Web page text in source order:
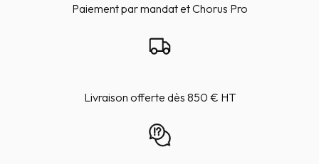
Paiement par mandat et Chorus Pro
Livraison offerte dès 850 € HT